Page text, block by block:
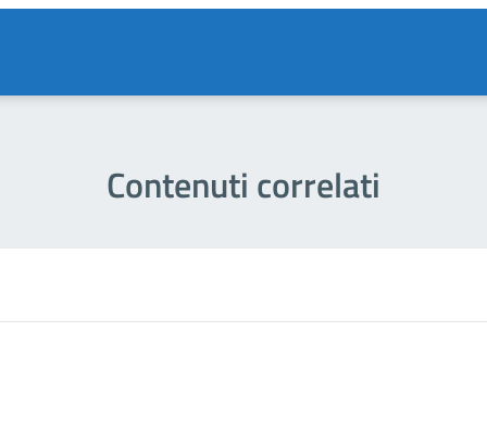
Contenuti correlati